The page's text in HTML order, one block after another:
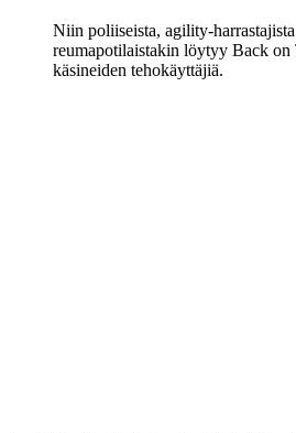
Niin poliiseista, agility-
reumapotilaistakin löytyy Back on
käsineiden tehokäyttäjiä.